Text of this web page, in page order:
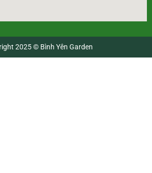
2025 © Bình Yên Garden